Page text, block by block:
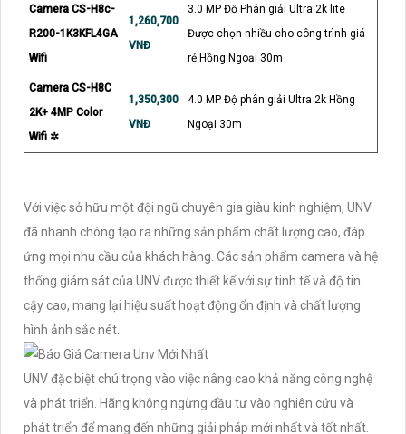
Camera CS-H8c-
R200-1K3KFL4GA
Wifi
1,260,700
VNĐ
3.0 MP Độ Phân giải Ultra 2k lite
Được chọn nhiều cho công trình giá
rẻ Hồng Ngoại 30m
Camera CS-H8C
2K+ 4MP Color
Wifi ✲
1,350,300
VNĐ
4.0 MP Độ phân giải Ultra 2k Hồng
Ngoại 30m
Với việc sở hữu một đội ngũ chuyên gia giàu kinh nghiệm, UNV
đã nhanh chóng tạo ra những sản phẩm chất lượng cao, đáp
ứng mọi nhu cầu của khách hàng. Các sản phẩm camera và hệ
thống giám sát của UNV được thiết kế với sự tinh tế và độ tin
cậy cao, mang lại hiệu suất hoạt động ổn định và chất lượng
hình ảnh sắc nét.
UNV đặc biệt chú trọng vào việc nâng cao khả năng công nghệ
và phát triển. Hãng không ngừng đầu tư vào nghiên cứu và
phát triển để mang đến những giải pháp mới nhất và tốt nhất.